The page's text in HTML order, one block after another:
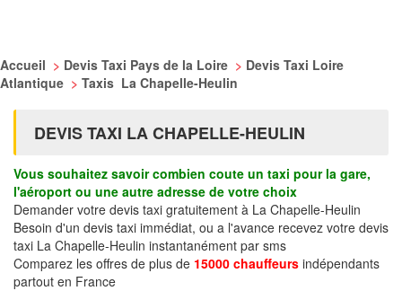
Accueil > Devis Taxi Pays de la Loire > Devis Taxi Loire
Atlantique > Taxis La Chapelle-Heulin
DEVIS TAXI LA CHAPELLE-HEULIN
Vous souhaitez savoir combien coute un taxi pour la gare,
l'aéroport ou une autre adresse de votre choix
Demander votre devis taxi gratuitement à La Chapelle-Heulin
Besoin d'un devis taxi immédiat, ou a l'avance recevez votre devis
taxi La Chapelle-Heulin instantanément par sms
Comparez les offres de plus de 15000 chauffeurs indépendants
partout en France